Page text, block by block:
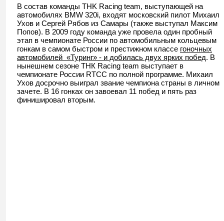
В состав команды THK Racing team, выступающей на
автомобилях BMW 320i, входят московский пилот Михаил
Ухов и Сергей Рябов из Самары (также выступал Максим
Попов). В 2009 году команда уже провела один пробный
этап в чемпионате России по автомобильным кольцевым
гонкам в самом быстром и престижном классе гоночных
автомобилей «Туринг» - и добилась двух ярких побед. В
нынешнем сезоне ТНК Racing team выступает в
чемпионате России RTCC по полной программе. Михаил
Ухов досрочно выиграл звание чемпиона страны в личном
зачете. В 16 гонках он завоевал 11 побед и пять раз
финишировал вторым.